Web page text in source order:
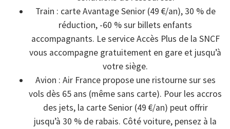
Train : carte Avantage Senior (49 €/an), 30 % de
réduction, -60 % sur billets enfants
accompagnants. Le service Accès Plus de la SNCF
vous accompagne gratuitement en gare et jusqu’à
votre siège.
Avion : Air France propose une ristourne sur ses
vols dès 65 ans (même sans carte). Pour les accros
des jets, la carte Senior (49 €/an) peut offrir
jusqu’à 30 % de rabais. Côté voiture, pensez à la